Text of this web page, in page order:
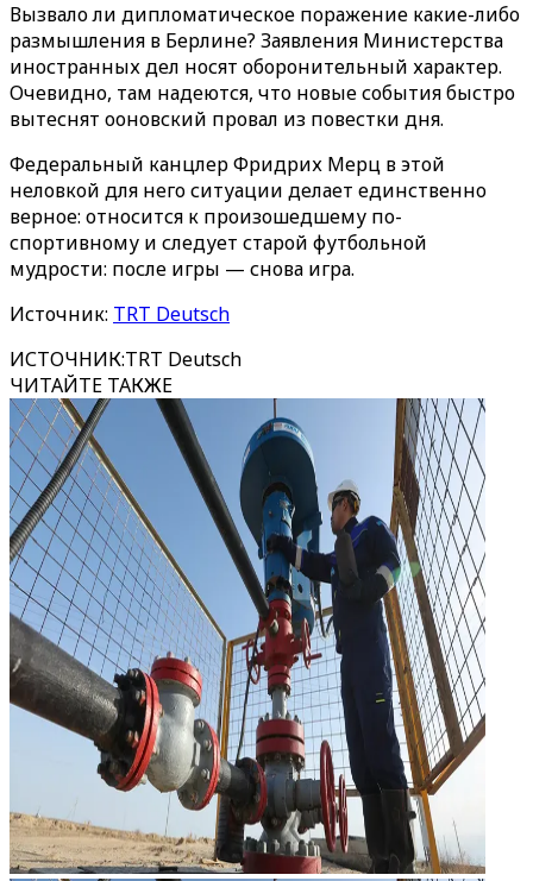
Вызвало ли дипломатическое поражение какие-либо
размышления в Берлине? Заявления Министерства
иностранных дел носят оборонительный характер.
Очевидно, там надеются, что новые события быстро
вытеснят ооновский провал из повестки дня.
Федеральный канцлер Фридрих Мерц в этой
неловкой для него ситуации делает единственно
верное: относится к произошедшему по-
спортивному и следует старой футбольной
мудрости: после игры — снова игра.
Источник: TRT Deutsch
ИСТОЧНИК:TRT Deutsch
ЧИТАЙТЕ ТАКЖЕ